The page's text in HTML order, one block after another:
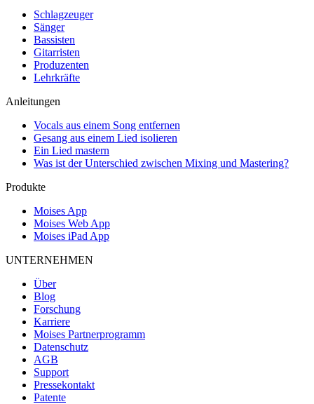
Schlagzeuger
Sänger
Bassisten
Gitarristen
Produzenten
Lehrkräfte
Anleitungen
Vocals aus einem Song entfernen
Gesang aus einem Lied isolieren
Ein Lied mastern
Was ist der Unterschied zwischen Mixing und Mastering?
Produkte
Moises App
Moises Web App
Moises iPad App
UNTERNEHMEN
Über
Blog
Forschung
Karriere
Moises Partnerprogramm
Datenschutz
AGB
Support
Pressekontakt
Patente